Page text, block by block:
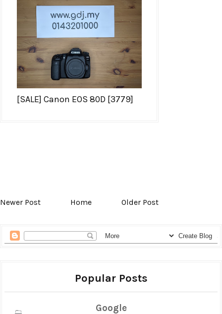
[SALE] Canon EOS 80D [3779]
Newer Post Home Older Post
Popular Posts
Google